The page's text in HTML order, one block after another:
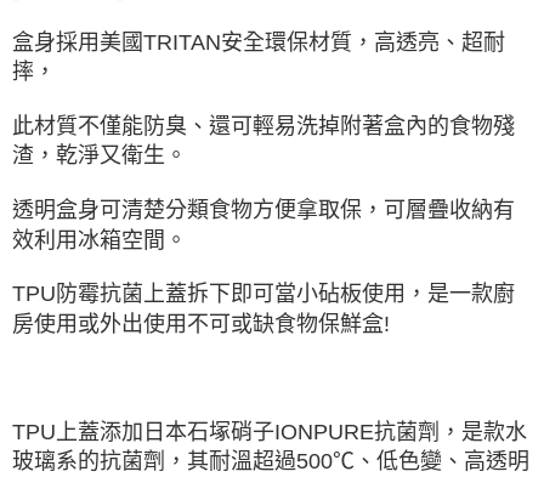
盒身採用美國TRITAN安全環保材質，高透亮、超耐
摔，
此材質不僅能防臭、還可輕易洗掉附著盒內的食物殘
渣，乾淨又衛生。
透明盒身可清楚分類食物方便拿取保，可層疊收納有
效利用冰箱空間。
TPU防霉抗菌上蓋拆下即可當小砧板使用，是一款廚
房使用或外出使用不可或缺食物保鮮盒!
TPU上蓋添加日本石塚硝子IONPURE抗菌劑，是款水
玻璃系的抗菌劑，其耐溫超過500℃、低色變、高透明